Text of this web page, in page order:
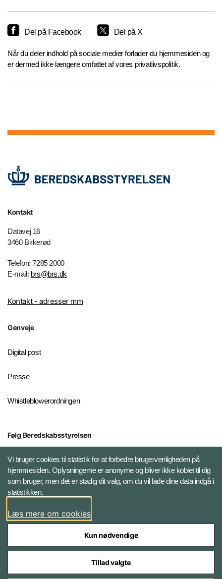
Del på Facebook Del på X
Når du deler indhold på sociale medier forlader du hjemmesiden og
er dermed ikke længere omfattet af vores privatlivspolitik.
Kontakt
Datavej 16
3460 Birkerød
Telefon: 7285 2000
E-mail: brs@brs.dk
Kontakt - adresser mm
Genveje
Digital post
Presse
Whistleblowerordningen
Følg Beredskabsstyrelsen
X BRSdk
LinkedIn BRS-profil
Vi bruger cookies til statistik for at forbedre brugervenligheden på
hjemmesiden. Oplysningerne er anonyme og bliver ikke koblet til dig
som bruger, men det er stadig dit valg, om du vil lade dine data indgå i
statistikken.
Læs mere om cookies
Kun nødvendige
Tillad valgte